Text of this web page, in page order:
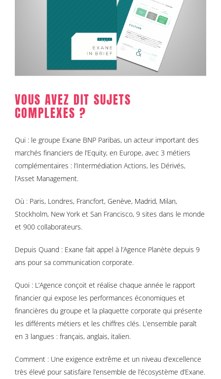
VOUS AVEZ DIT SUJETS
COMPLEXES ?
Qui : le groupe Exane BNP Paribas, un acteur important des
marchés financiers de l’Equity, en Europe, avec 3 métiers
complémentaires : l’Intermédiation Actions, les Dérivés,
l’Asset Management.
Où : Paris, Londres, Francfort, Genève, Madrid, Milan,
Stockholm, New York et San Francisco, 9 sites dans le monde
et 900 collaborateurs.
Depuis Quand : Exane fait appel à l’Agence Planète depuis 9
ans pour sa communication corporate.
Quoi : L’Agence conçoit et réalise chaque année le rapport
financier qui expose les performances économiques et
financières du groupe et la plaquette corporate qui présente
les différents métiers et les chiffres clés. L’ensemble paraît
en 3 langues : français, anglais, italien.
Comment : Une exigence extrême et un niveau d’excellence
très élevé pour satisfaire l’ensemble de l’écosystème d’Exane.